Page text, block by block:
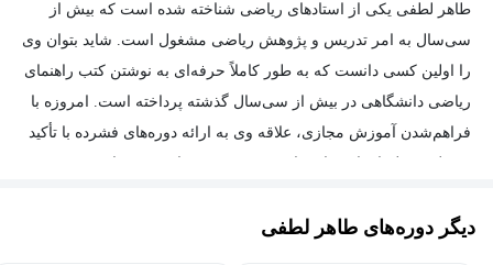
طاهر لطفی یکی از استادهای ریاضی شناخته شده است که بیش از
سی‌سال به امر تدریس و پژوهش ریاضی مشغول است. شاید بتوان وی
را اولین کسی دانست که به طور کاملاً حرفه‌ای به نوشتن کتب راهنمای
ریاضی دانشگاهی در بیش از سی‌سال گذشته پرداخته است. امروزه با
فراهم‌شدن آموزش مجازی، علاقه وی به ارائه دوره‌های فشرده با تأکید
او امروزه به انتقال تجربیات پخته‌تری در زمینه آموزش ریاضی بپردازد.
دیگر دوره‌های طاهر لطفی